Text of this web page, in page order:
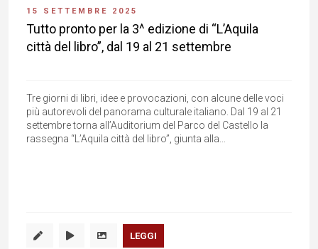
15 SETTEMBRE 2025
Tutto pronto per la 3^ edizione di “L’Aquila
città del libro”, dal 19 al 21 settembre
Tre giorni di libri, idee e provocazioni, con alcune delle voci
più autorevoli del panorama culturale italiano. Dal 19 al 21
settembre torna all’Auditorium del Parco del Castello la
rassegna “L’Aquila città del libro”, giunta alla...
LEGGI